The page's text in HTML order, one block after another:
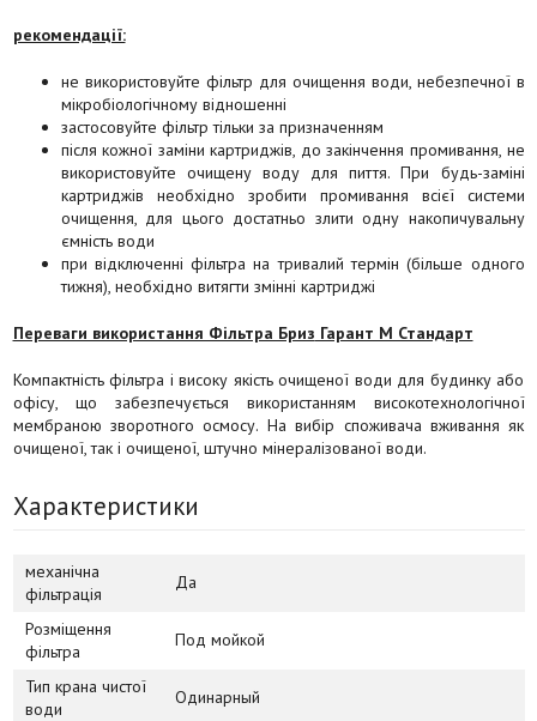
рекомендації:
не використовуйте фільтр для очищення води, небезпечної в
мікробіологічному відношенні
застосовуйте фільтр тільки за призначенням
після кожної заміни картриджів, до закінчення промивання, не
використовуйте очищену воду для пиття. При будь-заміні
картриджів необхідно зробити промивання всієї системи
очищення, для цього достатньо злити одну накопичувальну
ємність води
при відключенні фільтра на тривалий термін (більше одного
тижня), необхідно витягти змінні картриджі
Переваги використання Фільтра Бриз Гарант М Стандарт
Компактність фільтра і високу якість очищеної води для будинку або
офісу, що забезпечується використанням високотехнологічної
мембраною зворотного осмосу. На вибір споживача вживання як
очищеної, так і очищеної, штучно мінералізованої води.
Характеристики
механічна
фільтрація
Да
Розміщення
фільтра
Под мойкой
Тип крана чистої
води
Одинарный